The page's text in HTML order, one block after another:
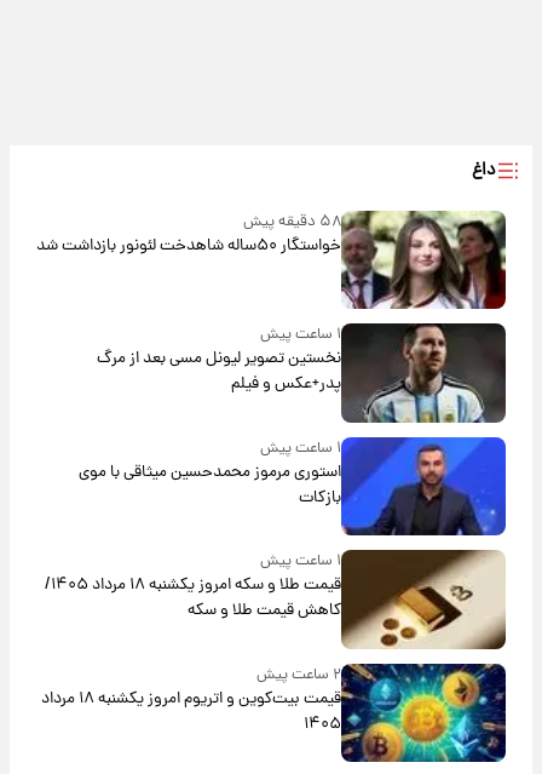
داغ
۵۸ دقیقه پیش
خواستگار ۵۰ساله شاهدخت لئونور بازداشت شد
۱ ساعت پیش
نخستین تصویر لیونل مسی بعد از مرگ
پدر+عکس و فیلم
۱ ساعت پیش
استوری مرموز محمدحسین میثاقی با موی
بازکات
۱ ساعت پیش
قیمت طلا و سکه امروز یکشنبه ۱۸ مرداد ۱۴۰۵/
کاهش قیمت طلا و سکه
۲ ساعت پیش
قیمت بیت‌کوین و اتریوم امروز یکشنبه ۱۸ مرداد
۱۴۰۵